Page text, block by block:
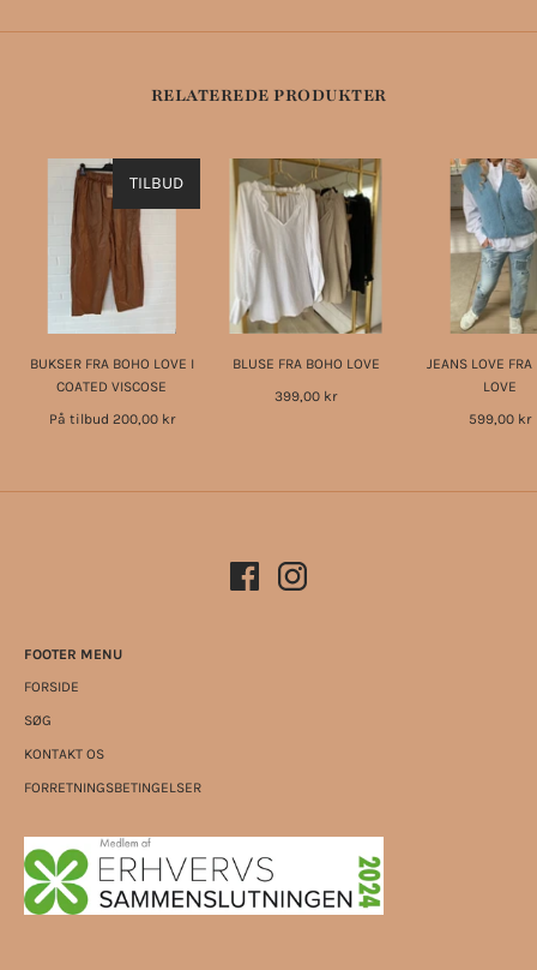
RELATEREDE PRODUKTER
TILBUD
BUKSER FRA BOHO LOVE I
COATED VISCOSE
På tilbud 200,00 kr
BLUSE FRA BOHO LOVE
399,00 kr
JEANS LOVE FRA
LOVE
599,00 kr
FOOTER MENU
FORSIDE
SØG
KONTAKT OS
FORRETNINGSBETINGELSER